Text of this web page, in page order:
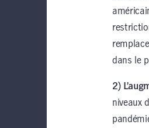
dans le
2)
niveaux